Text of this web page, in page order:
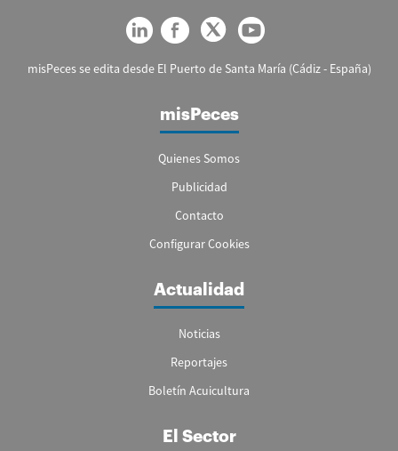
misPeces se edita desde El Puerto de Santa María (Cádiz - España)
misPeces
Quienes Somos
Publicidad
Contacto
Configurar Cookies
Actualidad
Noticias
Reportajes
Boletín Acuicultura
El Sector